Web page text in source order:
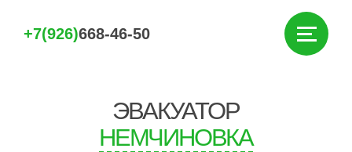
+7(926)668-46-50
ЭВАКУАТОР
НЕМЧИНОВКА